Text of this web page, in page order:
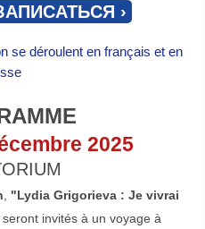
se déroulent en français et en
2025
, "Lydia Grigorieva : Je vivrai
invités à un voyage à